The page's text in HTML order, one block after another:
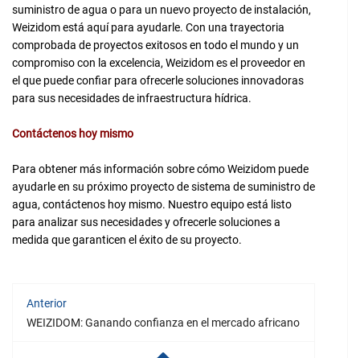
suministro de agua o para un nuevo proyecto de instalación,
Weizidom está aquí para ayudarle. Con una trayectoria
comprobada de proyectos exitosos en todo el mundo y un
compromiso con la excelencia, Weizidom es el proveedor en
el que puede confiar para ofrecerle soluciones innovadoras
para sus necesidades de infraestructura hídrica.
Contáctenos hoy mismo
Para obtener más información sobre cómo Weizidom puede
ayudarle en su próximo proyecto de sistema de suministro de
agua, contáctenos hoy mismo. Nuestro equipo está listo
para analizar sus necesidades y ofrecerle soluciones a
medida que garanticen el éxito de su proyecto.
Anterior
WEIZIDOM: Ganando confianza en el mercado africano